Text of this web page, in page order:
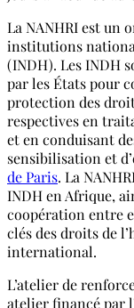
La NANHRI est un
institutions
(INDH). Les INDH
par les États pour
protection des
respectives en
et en conduisant
sensibilisation et
de Paris. La
INDH en Afrique,
coopération entre
clés des droits de
international.
L’atelier de
atelier financé par